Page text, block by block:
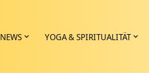
NEWS YOGA & SPIRITUALITÄT